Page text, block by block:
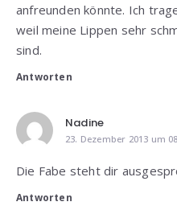
anfreunden könnte. Ich
weil meine Lippen sehr
sind.
Antworten
Nadine
23. Dezember 2013 um
Die Fabe steht dir
Antworten